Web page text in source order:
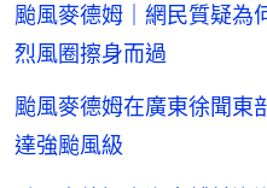
颱風麥德姆｜網民質疑
烈風圈擦身而過
颱風麥德姆在廣東徐聞
達強颱風級